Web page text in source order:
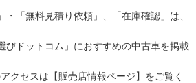
「無料見積り依頼」、「在庫確認」は、
びドットコム」におすすめの中古車を掲載
クセスは【販売店情報ページ】をご覧く